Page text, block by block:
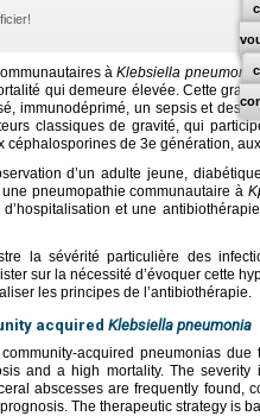
àKlebsiella
qui demeure élevée. Cette
immunodéprimé, un sepsis et des
classiques de gravité, qui
céphalosporines de 3e génération,
d’un adulte jeune,
pneumopathie communautaire à
et une
la sévérité particulière des
sur la nécessité d’évoquer cette
les principes de l’antibiothérapie.
acquired Klebsiella pneumonia
acquired pneumonias
and a high mortality. The
abscesses are frequently found,
The therapeutic strategy is